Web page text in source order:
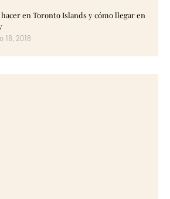
en Toronto Islands y cómo llegar en
18, 2018